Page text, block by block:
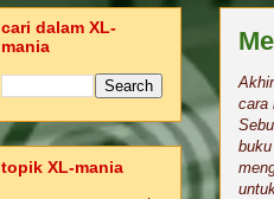
cara
cari dalam XL-
mania
topik XL-mania